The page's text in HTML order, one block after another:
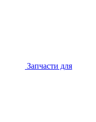
Запчасти для